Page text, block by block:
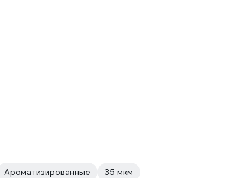
Ароматизированные
35 мкм